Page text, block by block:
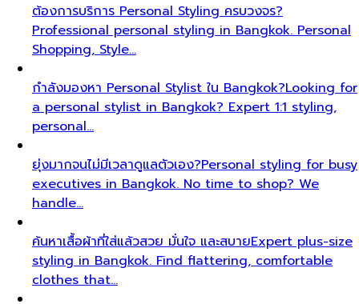
ต้องการบริการ Personal Styling ครบวงจร?
Professional personal styling in Bangkok. Personal
Shopping, Style…
กำลังมองหา Personal Stylist ใน Bangkok?Looking for
a personal stylist in Bangkok? Expert 1:1 styling,
personal…
ยุ่งมากจนไม่มีเวลาดูแลตัวเอง?Personal styling for busy
executives in Bangkok. No time to shop? We
handle…
ค้นหาเสื้อผ้าที่ใส่แล้วสวย มั่นใจ และสบายExpert plus-size
styling in Bangkok. Find flattering, comfortable
clothes that…